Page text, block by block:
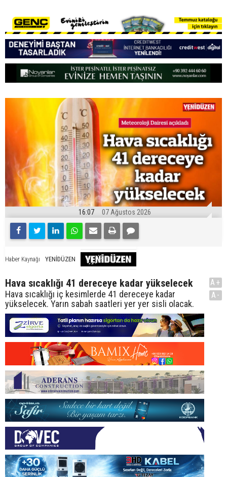
16:07 07 Ağustos 2026
Haber Kaynağı YENİDÜZEN
Hava sıcaklığı 41 dereceye kadar yükselecek
Hava sıcaklığı iç kesimlerde 41 dereceye kadar
yükselecek. Yarın sabah saatleri yer yer sisli olacak.
A+
A-